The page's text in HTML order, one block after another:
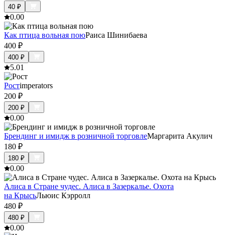
40 ₽
0.00
Как птица вольная поюРаиса Шинибаева
400 ₽
400 ₽
5.01
Ростimperators
200 ₽
200 ₽
0.00
Брендинг и имидж в розничной торговлеМаргарита Акулич
180 ₽
180 ₽
0.00
Алиса в Стране чудес. Алиса в Зазеркалье. Охота
на КрысьЛьюис Кэрролл
480 ₽
480 ₽
0.00